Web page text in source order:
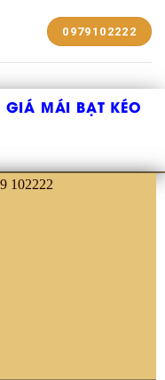
0979102222
GIÁ MÁI BẠT KÉO